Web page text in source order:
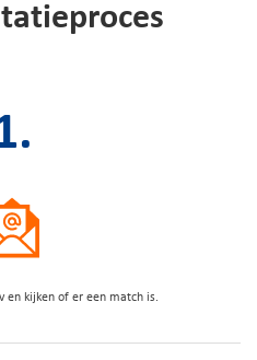
en kijken of er een match is.